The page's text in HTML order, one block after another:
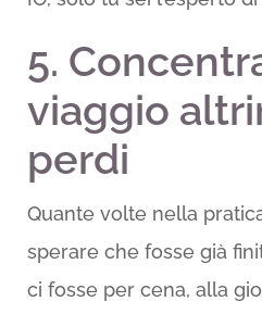
5.
viaggio
perdi
Quante volte nella
sperare che fosse già
ci fosse per cena, alla